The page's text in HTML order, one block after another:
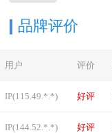
品牌评价
用户 评价
IP(115.49.*.*) 好评
IP(144.52.*.*) 好评